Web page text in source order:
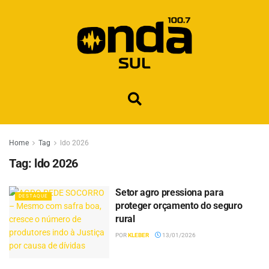
Home Tag ldo 2026
Tag: ldo 2026
DESTAQUE
Setor agro pressiona para
proteger orçamento do seguro
rural
PORKLEBER 13/01/2026